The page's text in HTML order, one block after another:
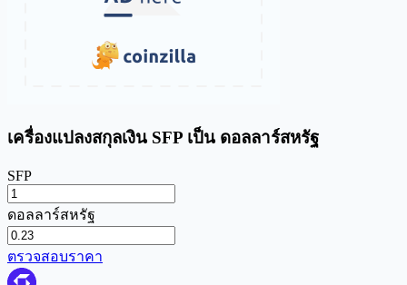
เครื่องแปลงสกุลเงิน SFP เป็น ดอลลาร์สหรัฐ
SFP
ดอลลาร์สหรัฐ
ตรวจสอบราคา